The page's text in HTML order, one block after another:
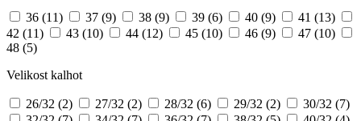
36 (11) 37 (9) 38 (9) 39 (6) 40 (9) 41 (13)
42 (11) 43 (10) 44 (12) 45 (10) 46 (9) 47 (10)
48 (5)
Velikost kalhot
26/32 (2) 27/32 (2) 28/32 (6) 29/32 (2) 30/32 (7)